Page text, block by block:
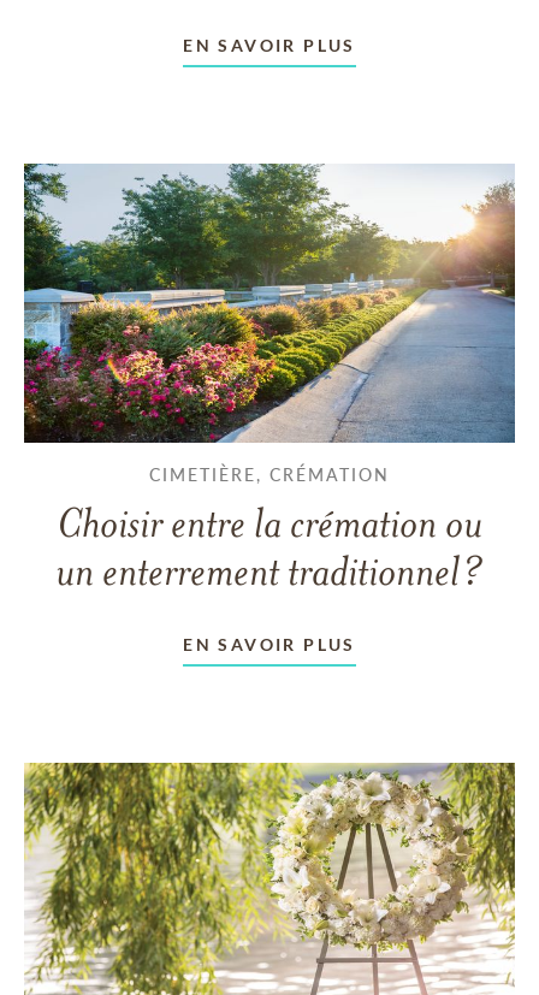
EN SAVOIR PLUS
CIMETIÈRE, CRÉMATION
Choisir entre la crémation ou
un enterrement traditionnel?
EN SAVOIR PLUS